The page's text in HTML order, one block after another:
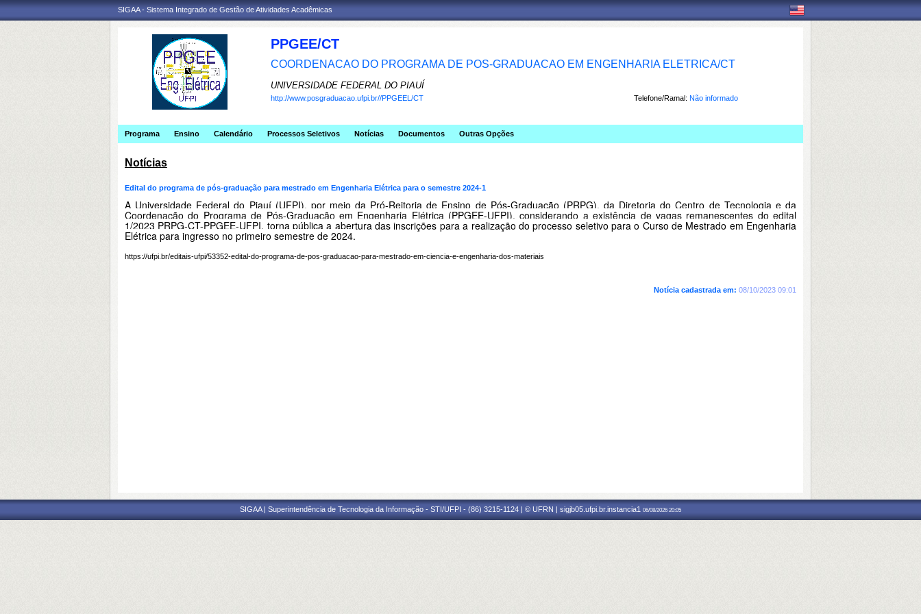
SIGAA - Sistema Integrado de Gestão de Atividades Acadêmicas
PPGEE/CT
COORDENACAO DO PROGRAMA DE POS-GRADUACAO EM ENGENHARIA ELETRICA/CT
UNIVERSIDADE FEDERAL DO PIAUÍ
Telefone/Ramal: Não informado
http://www.posgraduacao.ufpi.br//PPGEEL/CT
Programa Ensino Calendário Processos Seletivos Notícias Documentos Outras Opções
Notícias
Edital do programa de pós-graduação para mestrado em Engenharia Elétrica para o semestre 2024-1
A Universidade Federal do Piauí (UFPI), por meio da Pró-Reitoria de Ensino de Pós-Graduação (PRPG), da Diretoria do Centro de Tecnologia e da
Coordenação do Programa de Pós-Graduação em Engenharia Elétrica (PPGEE-UFPI), considerando a existência de vagas remanescentes do edital
1/2023 PRPG-CT-PPGEE-UFPI, torna pública a abertura das inscrições para a realização do processo seletivo para o Curso de Mestrado em Engenharia
Elétrica para ingresso no primeiro semestre de 2024.
https://ufpi.br/editais-ufpi/53352-edital-do-programa-de-pos-graduacao-para-mestrado-em-ciencia-e-engenharia-dos-materiais
Notícia cadastrada em: 08/10/2023 09:01
SIGAA | Superintendência de Tecnologia da Informação - STI/UFPI - (86) 3215-1124 | © UFRN | sigjb05.ufpi.br.instancia1 06/08/2026 20:05